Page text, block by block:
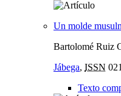
Un molde
Bartolomé Ruiz
Jábega, ISSN
Texto